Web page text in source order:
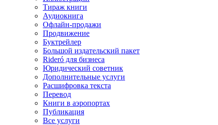
Тираж книги
Аудиокнига
Офлайн-продажи
Продвижение
Буктрейлер
Большой издательский пакет
Rideró для бизнеса
Юридический советник
Дополнительные услуги
Расшифровка текста
Перевод
Книги в аэропортах
Публикация
Все услуги